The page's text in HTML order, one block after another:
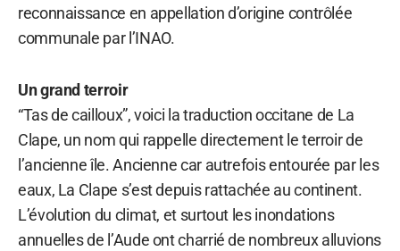
reconnaissance en appellation d’origine contrôlée
communale par l’INAO.
Un grand terroir
“Tas de cailloux”, voici la traduction occitane de La
Clape, un nom qui rappelle directement le terroir de
l’ancienne île. Ancienne car autrefois entourée par les
eaux, La Clape s’est depuis rattachée au continent.
L’évolution du climat, et surtout les inondations
annuelles de l’Aude ont charrié de nombreux alluvions